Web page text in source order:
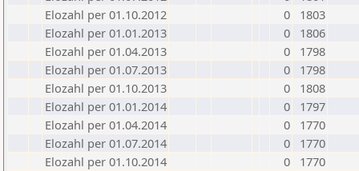
Elozahl per 01.10.2012
0
1803
Elozahl per 01.01.2013
0
1806
Elozahl per 01.04.2013
0
1798
Elozahl per 01.07.2013
0
1798
Elozahl per 01.10.2013
0
1808
Elozahl per 01.01.2014
0
1797
Elozahl per 01.04.2014
0
1770
Elozahl per 01.07.2014
0
1770
Elozahl per 01.10.2014
0
1770